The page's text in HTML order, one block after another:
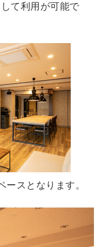
て利用が可能で
ースとなります。